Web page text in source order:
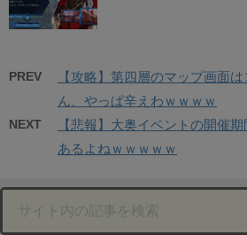
PREV
【攻略】第四層のマップ画面
ん、やっぱ辛えわｗｗｗｗ
NEXT
【悲報】大奥イベントの開催
あるよねｗｗｗｗｗ